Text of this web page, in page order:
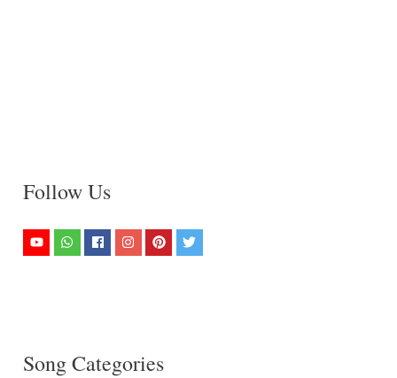
Follow Us
Song Categories